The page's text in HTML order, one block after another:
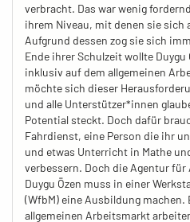
verbracht. Das war wenig
ihrem Niveau, mit denen sie sich
Aufgrund dessen zog sie sich
Ende ihrer Schulzeit wollte
inklusiv auf dem allgemeinen
möchte sich dieser
und alle Unterstützer*innen
Potential steckt. Doch dafür
Fahrdienst, eine Person die ihr
und etwas Unterricht in Mathe
verbessern. Doch die Agentur
Duygu Özen muss in einer
(WfbM) eine Ausbildung
allgemeinen Arbeitsmarkt